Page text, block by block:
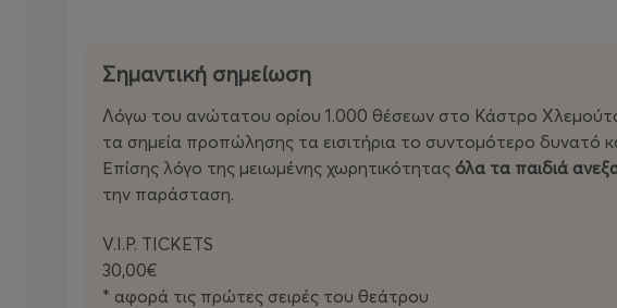
Σημαντική σημείωση
Λόγω του ανώτατου ορίου 1.000 θέσεων στο Κάστρο
τα σημεία προπώλησης τα εισιτήρια το συντομότερο δυνατό
Επίσης λόγο της μειωμένης χωρητικότητας όλα τα παιδιά
την παράσταση.
V.I.P. TICKETS
30,00€
* αφορά τις πρώτες σειρές του θεάτρου